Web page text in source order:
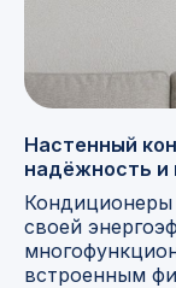
Настенный
надёжность и
своей
встроенным